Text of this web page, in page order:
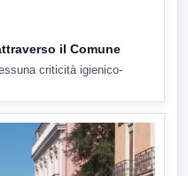
il Comune
criticità igienico-